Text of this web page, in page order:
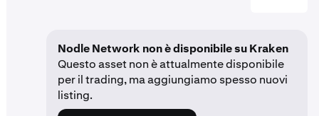
Nodle Network non è disponibile su Kraken
Questo asset non è attualmente disponibile
per il trading, ma aggiungiamo spesso nuovi
listing.